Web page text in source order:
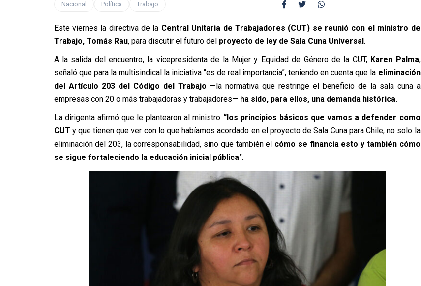
Nacional Política Trabajo
Este viernes la directiva de la Central Unitaria de Trabajadores (CUT) se reunió con el ministro de
Trabajo, Tomás Rau, para discutir el futuro del proyecto de ley de Sala Cuna Universal.
A la salida del encuentro, la vicepresidenta de la Mujer y Equidad de Género de la CUT, Karen Palma,
señaló que para la multisindical la iniciativa “es de real importancia”, teniendo en cuenta que la eliminación
del Artículo 203 del Código del Trabajo —la normativa que restringe el beneficio de la sala cuna a
empresas con 20 o más trabajadoras y trabajadores— ha sido, para ellos, una demanda histórica.
La dirigenta afirmó que le plantearon al ministro “los principios básicos que vamos a defender como
CUT y que tienen que ver con lo que habíamos acordado en el proyecto de Sala Cuna para Chile, no solo la
eliminación del 203, la corresponsabilidad, sino que también el cómo se financia esto y también cómo
se sigue fortaleciendo la educación inicial pública”.